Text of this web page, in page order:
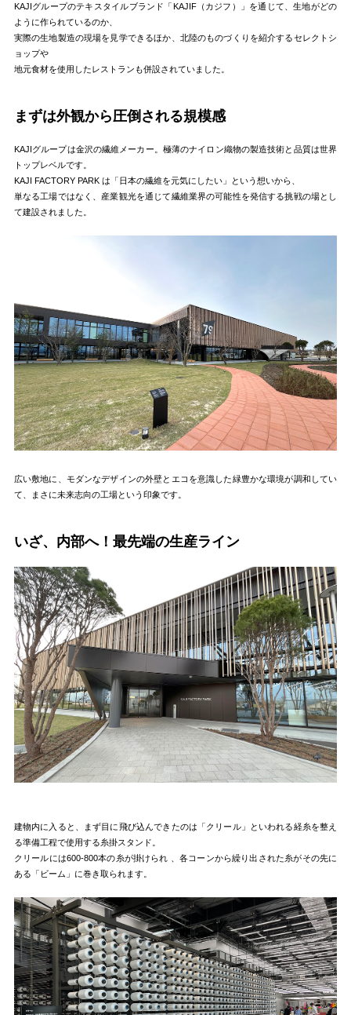
KAJIグループのテキスタイルブランド「KAJIF（カジフ）」を通じて、生地がどの
ように作られているのか、
実際の生地製造の現場を見学できるほか、北陸のものづくりを紹介するセレクトシ
ョップや
地元食材を使用したレストランも併設されていました。
まずは外観から圧倒される規模感
KAJIグループは金沢の繊維メーカー。極薄のナイロン織物の製造技術と品質は世界
トップレベルです。
KAJI FACTORY PARK は「日本の繊維を元気にしたい」という想いから、
単なる工場ではなく、産業観光を通じて繊維業界の可能性を発信する挑戦の場とし
て建設されました。
広い敷地に、モダンなデザインの外壁とエコを意識した緑豊かな環境が調和してい
て、まさに未来志向の工場という印象です。
いざ、内部へ！最先端の生産ライン
建物内に入ると、まず目に飛び込んできたのは「クリール」といわれる経糸を整え
る準備工程で使用する糸掛スタンド。
クリールには600-800本の糸が掛けられ 、各コーンから繰り出された糸がその先に
ある「ビーム」に巻き取られます。